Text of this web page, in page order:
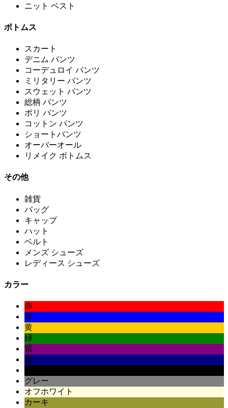
ニット ベスト
ボトムス
スカート
デニム パンツ
コーデュロイ パンツ
ミリタリー パンツ
スウェット パンツ
総柄 パンツ
ポリ パンツ
コットン パンツ
ショートパンツ
オーバーオール
リメイク ボトムス
その他
雑貨
バッグ
キャップ
ハット
ベルト
メンズ シューズ
レディース シューズ
カラー
赤
青
黄
緑
紫
紺
グレー
オフホワイト
カーキ